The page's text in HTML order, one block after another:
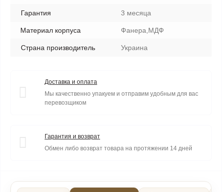
Гарантия 3 месяца
Материал корпуса Фанера,МДФ
Страна производитель Украина
Доставка и оплата
Мы качественно упакуем и отправим удобным для вас
перевозщиком
Гарантия и возврат
Обмен либо возврат товара на протяжении 14 дней